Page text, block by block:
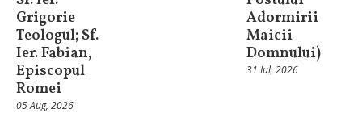
Grigorie
Teologul; Sf.
Ier. Fabian,
Episcopul
Romei
05 Aug, 2026
Adormirii
Maicii
Domnului)
31 Iul, 2026